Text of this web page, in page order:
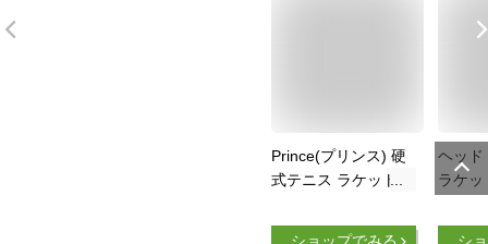
Prince(プリンス) 硬
式テニス ラケット
(シナジー ライト
ヘッド
ラケッ
ーム